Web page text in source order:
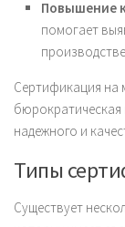
Повышение
помогает
Сертификация на
надежного и
Типы
Существует